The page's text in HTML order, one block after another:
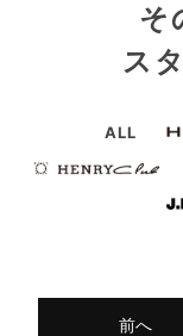
そ
ス
ALL
前へ